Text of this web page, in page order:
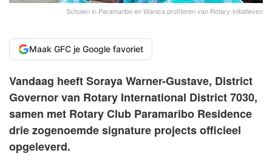
Scholen in Paramaribo en Wanica profiteren van Rotary-initiatieven
Maak GFC je Google favoriet
Vandaag heeft Soraya Warner-Gustave, District
Governor van Rotary International District 7030,
samen met Rotary Club Paramaribo Residence
drie zogenoemde signature projects officieel
opgeleverd.